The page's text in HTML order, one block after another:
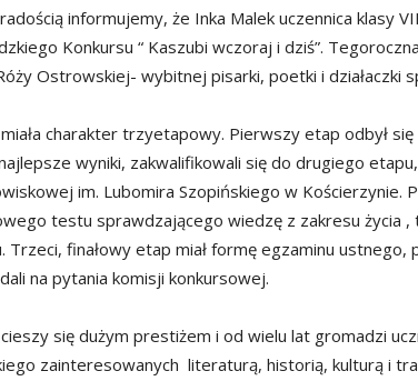
informujemy, że Inka Malek uczennica klasy
Konkursu “ Kaszubi wczoraj i dziś”.
Ostrowskiej- wybitnej pisarki, poetki i działaczki
charakter trzyetapowy. Pierwszy etap odbył
wyniki, zakwalifikowali się do drugiego
im. Lubomira Szopińskiego w Kościerzynie.
testu sprawdzającego wiedzę z zakresu życia ,
Trzeci, finałowy etap miał formę egzaminu
na pytania komisji konkursowej.
się dużym prestiżem i od wielu lat gromadzi
zainteresowanych literaturą, historią, kulturą i